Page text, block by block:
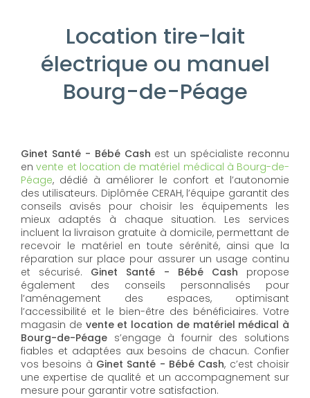
Location tire-lait
électrique ou manuel
Bourg-de-Péage
Ginet Santé - Bébé Cash est un spécialiste reconnu
envente et location de matériel médical à Bourg-de-
Péage, dédié à améliorer le confort et l’autonomie
des utilisateurs. Diplômée CERAH, l’équipe garantit des
conseils avisés pour choisir les équipements les
mieux adaptés à chaque situation. Les services
incluent la livraison gratuite à domicile, permettant de
recevoir le matériel en toute sérénité, ainsi que la
réparation sur place pour assurer un usage continu
et sécurisé. Ginet Santé - Bébé Cash propose
également des conseils personnalisés pour
l’aménagement des espaces, optimisant
l’accessibilité et le bien-être des bénéficiaires. Votre
magasin de vente et location de matériel médical à
Bourg-de-Péage s’engage à fournir des solutions
fiables et adaptées aux besoins de chacun. Confier
vos besoins à Ginet Santé - Bébé Cash, c’est choisir
une expertise de qualité et un accompagnement sur
mesure pour garantir votre satisfaction.